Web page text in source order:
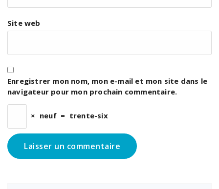
Site web
Enregistrer mon nom, mon e-mail et mon site dans le
navigateur pour mon prochain commentaire.
× neuf = trente-six